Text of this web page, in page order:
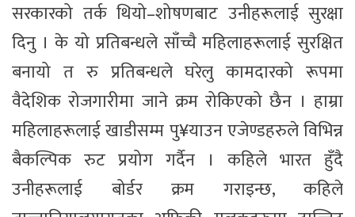
सरकारको तर्क थियो–शोषणबाट उनीहरूलाई सुरक्षा
दिनु । के यो प्रतिबन्धले साँच्चै महिलाहरूलाई सुरक्षित
बनायो त रु प्रतिबन्धले घरेलु कामदारको रूपमा
वैदेशिक रोजगारीमा जाने क्रम रोकिएको छैन । हाम्रा
महिलाहरूलाई खाडीसम्म पु¥याउन एजेण्डहरुले विभिन्न
बैकल्पिक रुट प्रयोग गर्दैन । कहिले भारत हुँदै
उनीहरूलाई बोर्डर क्रम गराइन्छ, कहिले